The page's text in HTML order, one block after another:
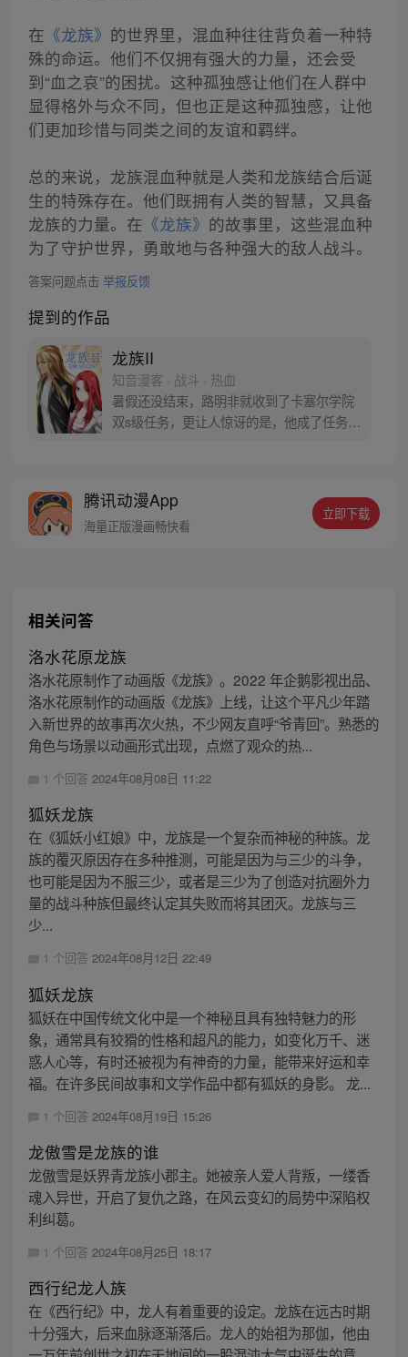
在 《龙族》 的世界里，混血种往往背负着一种特
殊的命运。他们不仅拥有强大的力量，还会受
到“血之哀”的困扰。这种孤独感让他们在人群中
显得格外与众不同，但也正是这种孤独感，让他
们更加珍惜与同类之间的友谊和羁绊。
总的来说，龙族混血种就是人类和龙族结合后诞
生的特殊存在。他们既拥有人类的智慧，又具备
龙族的力量。在 《龙族》 的故事里，这些混血种
为了守护世界，勇敢地与各种强大的敌人战斗。
答案问题点击 举报反馈
提到的作品
龙族II
知音漫客 · 战斗 · 热血
暑假还没结束，路明非就收到了卡塞尔学院
双s级任务，更让人惊讶的是，他成了任务的
腾讯动漫App
海量正版漫画畅快看
立即下载
相关问答
洛水花原龙族
洛水花原制作了动画版《龙族》。2022 年企鹅影视出品、
洛水花原制作的动画版《龙族》上线，让这个平凡少年踏
入新世界的故事再次火热，不少网友直呼“爷青回”。熟悉的
角色与场景以动画形式出现，点燃了观众的热...
1 个回答 2024年08月08日 11:22
狐妖龙族
在《狐妖小红娘》中，龙族是一个复杂而神秘的种族。龙
族的覆灭原因存在多种推测，可能是因为与三少的斗争，
也可能是因为不服三少，或者是三少为了创造对抗圈外力
量的战斗种族但最终认定其失败而将其团灭。龙族与三
少...
1 个回答 2024年08月12日 22:49
狐妖龙族
狐妖在中国传统文化中是一个神秘且具有独特魅力的形
象，通常具有狡猾的性格和超凡的能力，如变化万千、迷
惑人心等，有时还被视为有神奇的力量，能带来好运和幸
福。在许多民间故事和文学作品中都有狐妖的身影。 龙...
1 个回答 2024年08月19日 15:26
龙傲雪是龙族的谁
龙傲雪是妖界青龙族小郡主。她被亲人爱人背叛，一缕香
魂入异世，开启了复仇之路，在风云变幻的局势中深陷权
利纠葛。
1 个回答 2024年08月25日 18:17
西行纪龙人族
在《西行纪》中，龙人有着重要的设定。龙族在远古时期
十分强大，后来血脉逐渐落后。龙人的始祖为那伽，他由